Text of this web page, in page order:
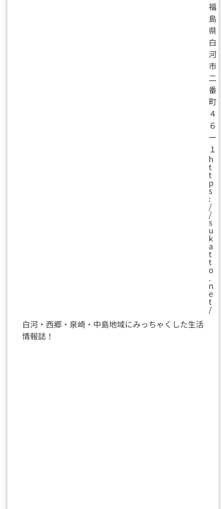
福
島
県
白
河
市
二
番
町
４
６
ー
１
h
t
t
p
s
:
/
/
s
u
k
a
t
t
o
.
n
e
t
/
白河・西郷・泉崎・中島地域にみっちゃくした生活
情報誌！